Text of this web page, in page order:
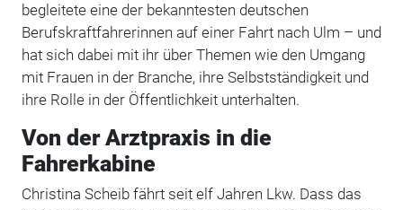
begleitete eine der bekanntesten deutschen
Berufskraftfahrerinnen auf einer Fahrt nach Ulm – und
hat sich dabei mit ihr über Themen wie den Umgang
mit Frauen in der Branche, ihre Selbstständigkeit und
ihre Rolle in der Öffentlichkeit unterhalten.
Von der Arztpraxis in die
Fahrerkabine
Christina Scheib fährt seit elf Jahren Lkw. Dass das